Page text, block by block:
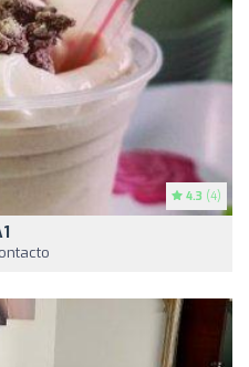
4.3 (4)